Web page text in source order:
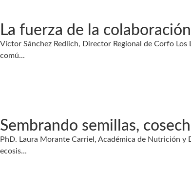
La fuerza de la
Víctor Sánchez Redlich, Director Regional de Corfo
comú...
Sembrando semillas,
PhD. Laura Morante Carriel, Académica de Nutrición
ecosis...